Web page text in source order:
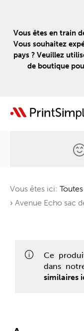
Vous êtes en train
Vous souhaitez
pays ? Veuillez
de boutique
Un arbre
Vous êtes ici:
› Avenue Echo sac
Ce
dans
similaires